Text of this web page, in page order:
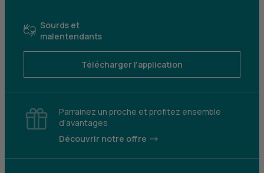
Sourds et
malentendants
Télécharger l'application
Parrainez un proche et profitez ensemble
d’avantages
Découvrir notre offre